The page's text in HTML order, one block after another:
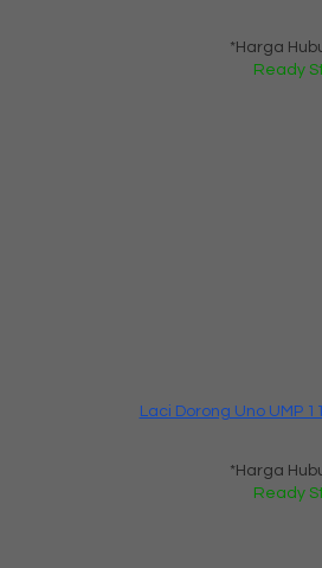
*Harga
Ready
Laci Dorong Uno UMP
*Harga
Ready